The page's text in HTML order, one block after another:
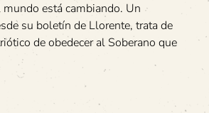
está cambiando. Un
su boletín de Llorente, trata de
de obedecer al Soberano que